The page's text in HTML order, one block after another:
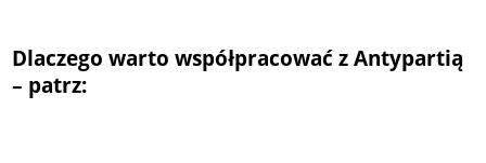
Dlaczego warto współpracować z Antypartią
– patrz: